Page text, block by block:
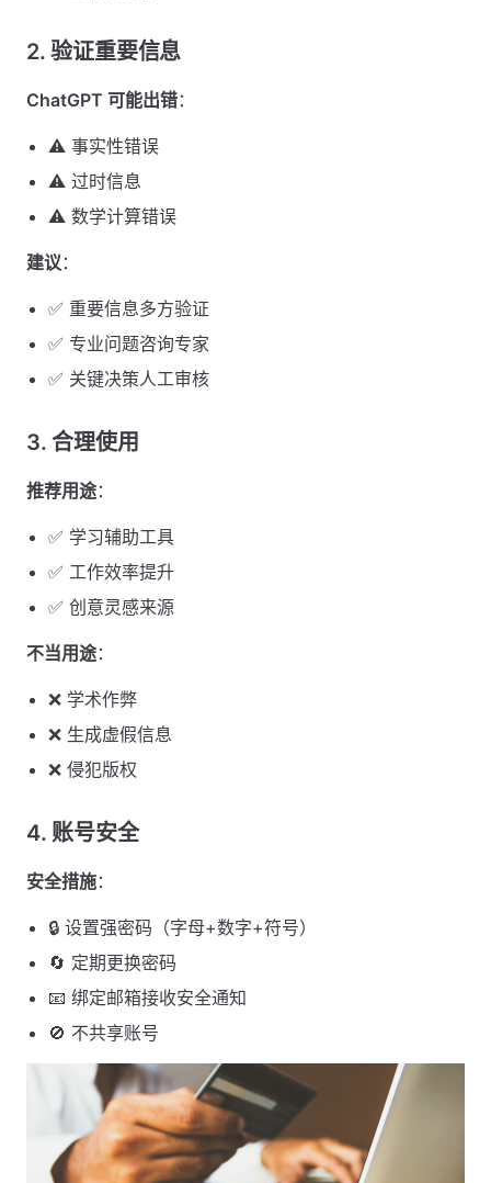
2. 验证重要信息
ChatGPT 可能出错：
⚠️ 事实性错误
⚠️ 过时信息
⚠️ 数学计算错误
建议：
✅ 重要信息多方验证
✅ 专业问题咨询专家
✅ 关键决策人工审核
3. 合理使用
推荐用途：
✅ 学习辅助工具
✅ 工作效率提升
✅ 创意灵感来源
不当用途：
❌ 学术作弊
❌ 生成虚假信息
❌ 侵犯版权
4. 账号安全
安全措施：
🔒 设置强密码（字母+数字+符号）
🔄 定期更换密码
📧 绑定邮箱接收安全通知
🚫 不共享账号